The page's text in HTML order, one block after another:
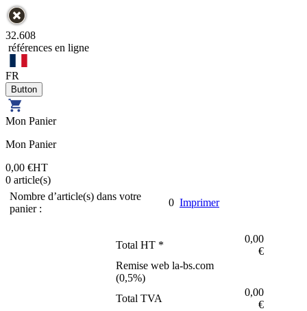
32.608
références en ligne
FR
Mon Panier
Mon Panier
0,00 €HT
0 article(s)
Nombre d’article(s) dans votre
panier :
0 Imprimer
Total HT *
0,00
€
Remise web la-bs.com
(0,5%)
Total TVA
0,00
€